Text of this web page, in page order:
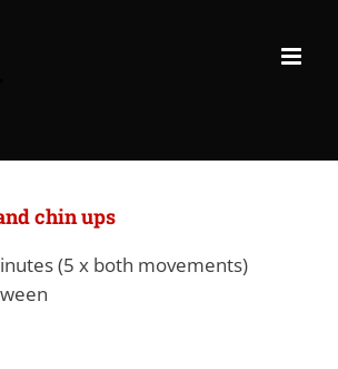
chin ups
(5 x both movements)